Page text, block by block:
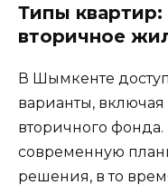
Типы
вторичное
В Шымкенте
варианты,
вторичного
современную
решения, в то